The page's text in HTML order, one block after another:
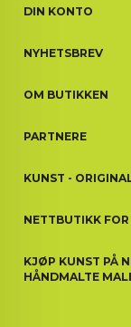
DIN KONTO
NYHETSBREV
OM BUTIKKEN
PARTNERE
KUNST -
NETTBUTIKK
KJØP KUNST PÅ
HÅNDMALTE